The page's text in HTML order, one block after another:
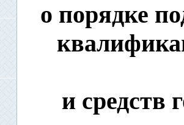
о порядке
и средств